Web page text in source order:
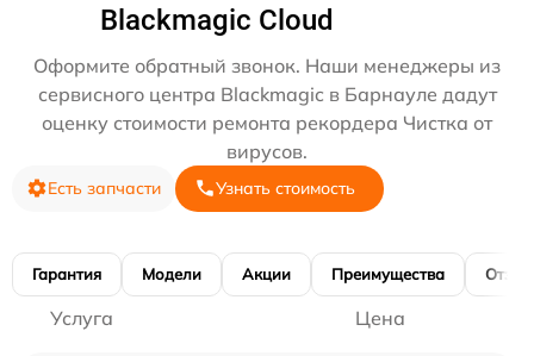
Blackmagic Cloud
Оформите обратный звонок. Наши менеджеры из
сервисного центра Blackmagic в Барнауле дадут
оценку стоимости ремонта рекордера Чистка от
вирусов.
Есть запчасти Узнать стоимость
Гарантия Модели Акции Преимущества
Услуга Цена